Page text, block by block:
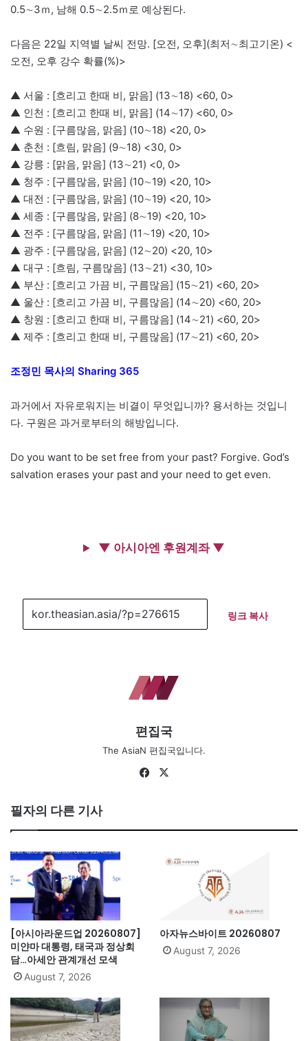
0.5∼3ｍ, 남해 0.5∼2.5ｍ로 예상된다.
다음은 22일 지역별 날씨 전망. [오전, 오후](최저∼최고기온) <
오전, 오후 강수 확률(%)>
▲ 서울 : [흐리고 한때 비, 맑음] (13∼18) <60, 0>
▲ 인천 : [흐리고 한때 비, 맑음] (14∼17) <60, 0>
▲ 수원 : [구름많음, 맑음] (10∼18) <20, 0>
▲ 춘천 : [흐림, 맑음] (9∼18) <30, 0>
▲ 강릉 : [맑음, 맑음] (13∼21) <0, 0>
▲ 청주 : [구름많음, 맑음] (10∼19) <20, 10>
▲ 대전 : [구름많음, 맑음] (10∼19) <20, 10>
▲ 세종 : [구름많음, 맑음] (8∼19) <20, 10>
▲ 전주 : [구름많음, 맑음] (11∼19) <20, 10>
▲ 광주 : [구름많음, 맑음] (12∼20) <20, 10>
▲ 대구 : [흐림, 구름많음] (13∼21) <30, 10>
▲ 부산 : [흐리고 가끔 비, 구름많음] (15∼21) <60, 20>
▲ 울산 : [흐리고 가끔 비, 구름많음] (14∼20) <60, 20>
▲ 창원 : [흐리고 한때 비, 구름많음] (14∼21) <60, 20>
▲ 제주 : [흐리고 한때 비, 구름많음] (17∼21) <60, 20>
조정민 목사의 Sharing 365
과거에서 자유로워지는 비결이 무엇입니까? 용서하는 것입니
다. 구원은 과거로부터의 해방입니다.
Do you want to be set free from your past? Forgive. God’s
salvation erases your past and your need to get even.
▼ 아시아엔 후원계좌 ▼
링크 복사
편집국
The AsiaN 편집국입니다.
Fa
필자의 다른 기사
[아시아라운드업 20260807]
미얀마 대통령, 태국과 정상회
담…아세안 관계개선 모색
August 7, 2026
아자뉴스바이트 20260807
August 7, 2026